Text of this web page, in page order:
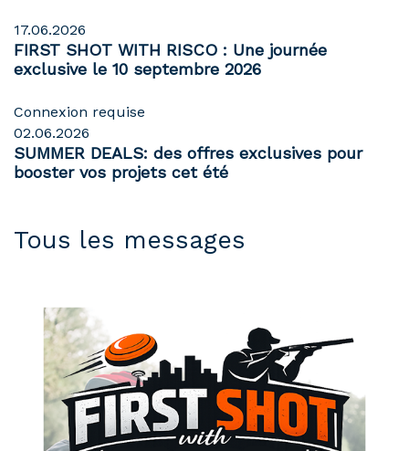
17.06.2026
FIRST SHOT WITH RISCO : Une journée
exclusive le 10 septembre 2026
Connexion requise
02.06.2026
SUMMER DEALS: des offres exclusives pour
booster vos projets cet été
Tous les messages